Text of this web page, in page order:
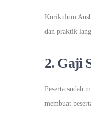
Kurikulum
dan praktik
2. Gaji
Peserta sudah
membuat